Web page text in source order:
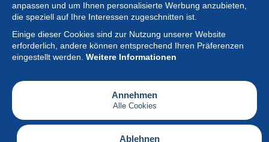
anpassen und um Ihnen personalisierte Werbung anzubieten,
die speziell auf Ihre Interessen zugeschnitten ist.
Einige dieser Cookies sind zur Nutzung unserer Website
erforderlich, andere können entsprechend Ihren Präferenzen
eingestellt werden. Weitere Informationen
Annehmen
Alle Cookies
Ablehnen
Sammlung
Neuigkeiten
Artikel
Gesellschaft
Serviceleistungen
Schreiben